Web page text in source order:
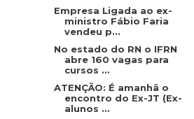
Empresa Ligada ao ex-
ministro Fábio Faria
vendeu p...
No estado do RN o IFRN
abre 160 vagas para
cursos ...
ATENÇÃO: É amanhã o
encontro do Ex-JT (Ex-
alunos ...